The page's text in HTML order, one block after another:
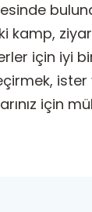
için iyi
için